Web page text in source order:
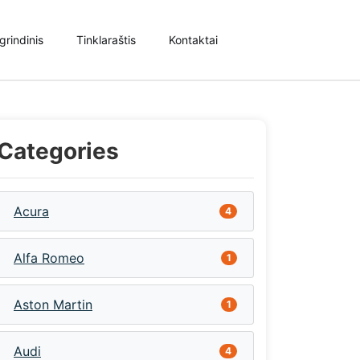
Tinklaraštis Kontaktai
Acura 4
Alfa Romeo 1
Aston Martin 1
Audi 4